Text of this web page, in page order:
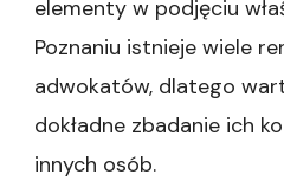
elementy w podjęciu
Poznaniu istnieje wiele
adwokatów, dlatego
dokładne zbadanie ich
innych osób.